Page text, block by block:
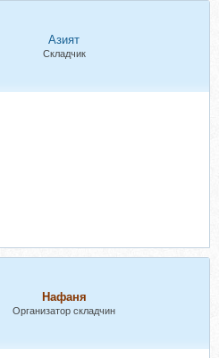
Азият
Складчик
Нафаня
Организатор складчин